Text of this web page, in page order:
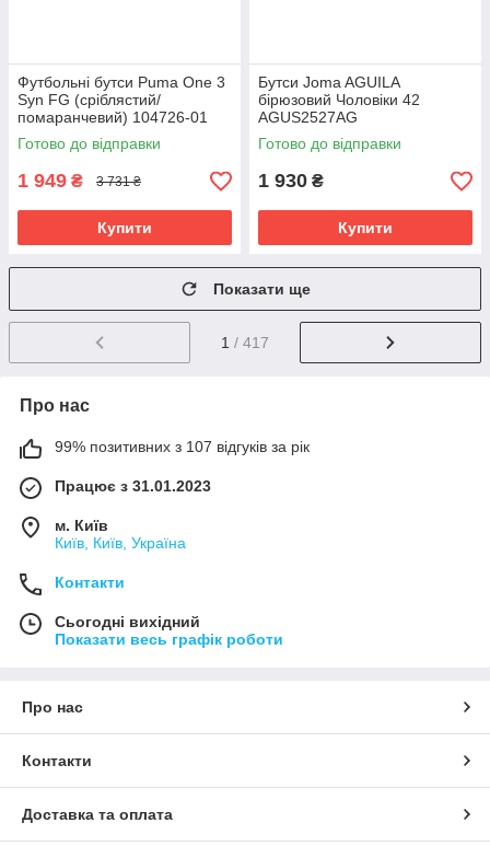
Футбольні бутси Puma One 3
Syn FG (сріблястий/
помаранчевий) 104726-01
Розмір EU: 46
Готово до відправки
1 949 ₴ 3 731 ₴
Купити
Бутси Joma AGUILA
бірюзовий Чоловіки 42
AGUS2527AG
Готово до відправки
1 930 ₴
Купити
Показати ще
1 / 417
Про нас
99% позитивних з 107 відгуків за рік
Працює з 31.01.2023
м. Київ
Київ, Київ, Україна
Контакти
Сьогодні вихідний
Показати весь графік роботи
Про нас
Контакти
Доставка та оплата